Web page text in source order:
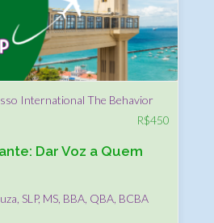
International The Behavior
R$450
Dar Voz a Quem
SLP, MS, BBA, QBA, BCBA